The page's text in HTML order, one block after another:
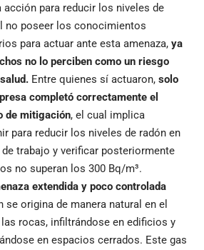
acción para reducir los niveles de
no poseer los conocimientos
para actuar ante esta amenaza, ya
no lo perciben como un riesgo
Entre quienes sí actuaron, solo
completó correctamente el
de mitigación, el cual implica
para reducir los niveles de radón en
trabajo y verificar posteriormente
no superan los 300 Bq/m³.
extendida y poco controlada
se origina de manera natural en el
rocas, infiltrándose en edificios y
en espacios cerrados. Este gas